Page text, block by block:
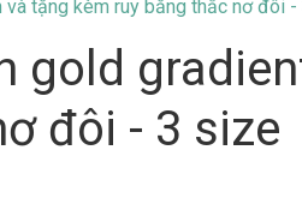
tặng kèm ruy băng thắc nơ đôi
gold
đôi - 3 size